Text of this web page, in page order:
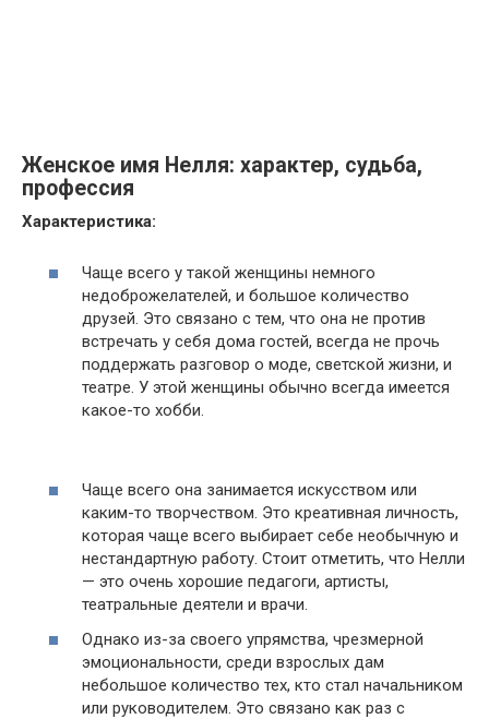
Женское имя Нелля: характер, судьба,
профессия
Характеристика:
Чаще всего у такой женщины немного
недоброжелателей, и большое количество
друзей. Это связано с тем, что она не против
встречать у себя дома гостей, всегда не прочь
поддержать разговор о моде, светской жизни, и
театре. У этой женщины обычно всегда имеется
какое-то хобби.
Чаще всего она занимается искусством или
каким-то творчеством. Это креативная личность,
которая чаще всего выбирает себе необычную и
нестандартную работу. Стоит отметить, что Нелли
— это очень хорошие педагоги, артисты,
театральные деятели и врачи.
Однако из-за своего упрямства, чрезмерной
эмоциональности, среди взрослых дам
небольшое количество тех, кто стал начальником
или руководителем. Это связано как раз с